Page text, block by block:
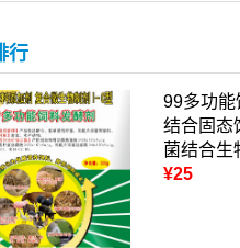
行
99多功
结合固态
菌结合生
¥25